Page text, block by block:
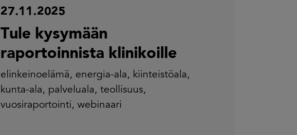
27.11.2025
Tule kysymään
raportoinnista klinikoille
elinkeinoelämä, energia-ala, kiinteistöala,
kunta-ala, palveluala, teollisuus,
vuosiraportointi, webinaari